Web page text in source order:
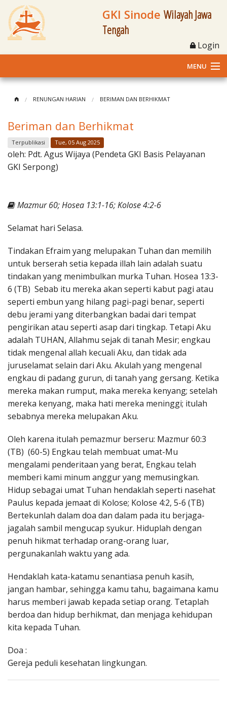
GKI Sinode Wilayah Jawa
Tengah
Login
MENU
Klasis dan Jemaat
Berita Kegiatan
Materi
RENUNGAN HARIAN BERIMAN DAN BERHIKMAT
Beriman dan Berhikmat
Terpublikasi Tue, 05 Aug 2025
oleh: Pdt. Agus Wijaya (Pendeta GKI Basis Pelayanan
GKI Serpong)
Mazmur 60; Hosea 13:1-16; Kolose 4:2-6
Selamat hari Selasa.
Tindakan Efraim yang melupakan Tuhan dan memilih
untuk berserah setia kepada illah lain adalah suatu
tindakan yang menimbulkan murka Tuhan. Hosea 13:3-
6 (TB) Sebab itu mereka akan seperti kabut pagi atau
seperti embun yang hilang pagi-pagi benar, seperti
debu jerami yang diterbangkan badai dari tempat
pengirikan atau seperti asap dari tingkap. Tetapi Aku
adalah TUHAN, Allahmu sejak di tanah Mesir; engkau
tidak mengenal allah kecuali Aku, dan tidak ada
juruselamat selain dari Aku. Akulah yang mengenal
engkau di padang gurun, di tanah yang gersang. Ketika
mereka makan rumput, maka mereka kenyang; setelah
mereka kenyang, maka hati mereka meninggi; itulah
sebabnya mereka melupakan Aku.
Oleh karena itulah pemazmur berseru: Mazmur 60:3
(TB) (60-5) Engkau telah membuat umat-Mu
mengalami penderitaan yang berat, Engkau telah
memberi kami minum anggur yang memusingkan.
Hidup sebagai umat Tuhan hendaklah seperti nasehat
Paulus kepada jemaat di Kolose; Kolose 4:2, 5-6 (TB)
Bertekunlah dalam doa dan dalam pada itu berjaga-
jagalah sambil mengucap syukur. Hiduplah dengan
penuh hikmat terhadap orang-orang luar,
pergunakanlah waktu yang ada.
Hendaklah kata-katamu senantiasa penuh kasih,
jangan hambar, sehingga kamu tahu, bagaimana kamu
harus memberi jawab kepada setiap orang. Tetaplah
berdoa dan hidup berhikmat, dan menjaga kehidupan
kita kepada Tuhan.
Doa :
Gereja peduli kesehatan lingkungan.